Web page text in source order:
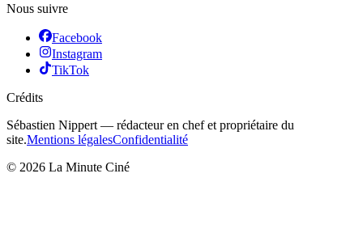
Nous suivre
Facebook
Instagram
TikTok
Crédits
Sébastien Nippert — rédacteur en chef et propriétaire du
site.Mentions légalesConfidentialité
© 2026 La Minute Ciné